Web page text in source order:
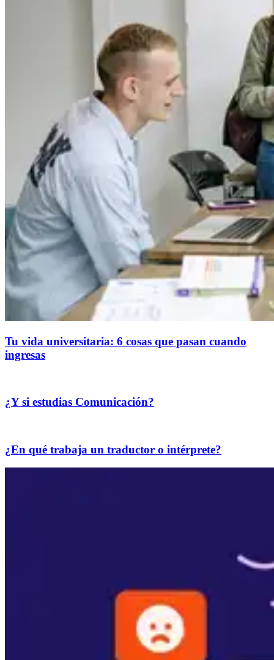
Tu vida universitaria: 6 cosas que pasan cuando
ingresas
¿Y si estudias Comunicación?
¿En qué trabaja un traductor o intérprete?